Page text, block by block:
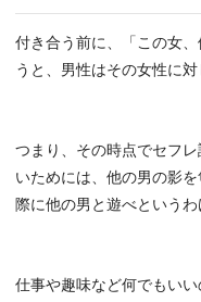
付き合う前に、「この女
うと、男性はその女性に
つまり、その時点でセフ
いためには、他の男の影
際に他の男と遊べというわ
仕事や趣味など何でもい